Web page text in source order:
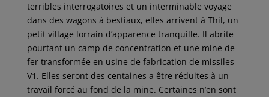
terribles interrogatoires et un interminable voyage
dans des wagons à bestiaux, elles arrivent à Thil, un
petit village lorrain d’apparence tranquille. Il abrite
pourtant un camp de concentration et une mine de
fer transformée en usine de fabrication de missiles
V1. Elles seront des centaines a être réduites à un
travail forcé au fond de la mine. Certaines n’en sont